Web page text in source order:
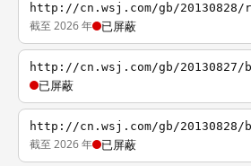
http://cn.wsj.com/gb/20130828/
截至 2026 年 已屏蔽
http://cn.wsj.com/gb/20130827/
已屏蔽
http://cn.wsj.com/gb/20130828/
截至 2026 年 已屏蔽